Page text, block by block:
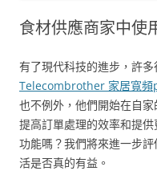
食材供應商家中使
有了現代科技的進步，許
Telecombrother 家居寬頻
也不例外，他們開始在自
提高訂單處理的效率和提
功能嗎？我們將來進一步
活是否真的有益。